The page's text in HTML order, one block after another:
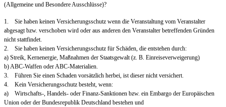
(Allgemeine und Besondere Ausschlüsse)?
1. Sie haben keinen Versicherungsschutz wenn die Veranstaltung vom Veranstalter
abgesagt bzw. verschoben wird oder aus anderen den Veranstalter betreffenden Gründen
nicht stattfindet.
2. Sie haben keinen Versicherungsschutz für Schäden, die entstehen durch:
a) Streik, Kernenergie, Maßnahmen der Staatsgewalt (z. B. Einreiseverweigerung)
b) ABC-Waffen oder ABC-Materialien.
3. Führen Sie einen Schaden vorsätzlich herbei, ist dieser nicht versichert.
4. Kein Versicherungsschutz besteht, wenn:
a) Wirtschafts-, Handels- oder Finanz-Sanktionen bzw. ein Embargo der Europäischen
Union oder der Bundesrepublik Deutschland bestehen und